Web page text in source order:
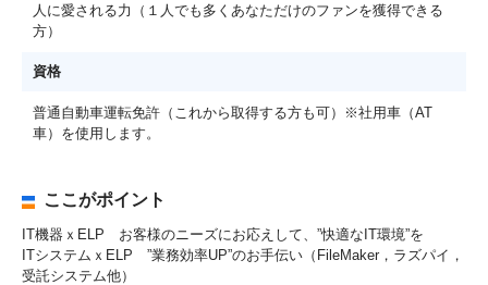
人に愛される力（１人でも多くあなただけのファンを獲得できる
方）
資格
普通自動車運転免許（これから取得する方も可）※社用車（AT
車）を使用します。
ここがポイント
IT機器ｘELP お客様のニーズにお応えして、”快適なIT環境”を
ITシステムｘELP ”業務効率UP”のお手伝い（FileMaker，ラズパイ，
受託システム他）